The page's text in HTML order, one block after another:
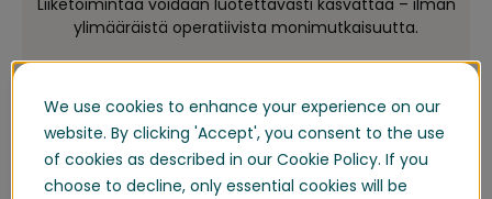
We use cookies to enhance your experience on our
website. By clicking 'Accept', you consent to the use
of cookies as described in our Cookie Policy. If you
choose to decline, only essential cookies will be
Liiketoimintaa voidaan luotettavasti kasvattaa – ilman
ylimääräistä operatiivista monimutkaisuutta.
Etunimi *